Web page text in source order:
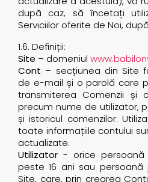
după caz, să încetați
Serviciilor oferite de Noi,
1.6. Definiții:
Site – domeniul
Cont – secțiunea din Site
de e-mail și o parolă care
transmiterea Comenzii și
precum nume de utilizator,
și istoricul comenzilor.
toate informațiile contului
actualizate.
Utilizator - orice
peste 16 ani sau
Site, care, prin crearea